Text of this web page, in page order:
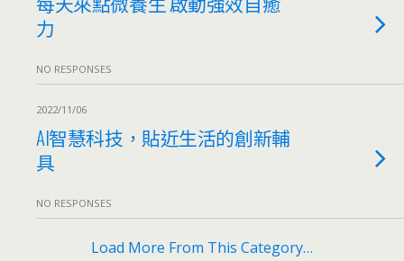
力
NO RESPONSES
2022/11/06
AI智慧科技，貼近生活的創新輔
具
NO RESPONSES
Load More From This Category…